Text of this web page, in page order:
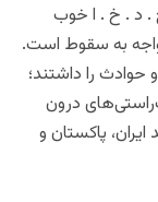
. د . خ . ا خوب
به سقوط است.
حوادث را داشتند؛
درون
پاکستان و